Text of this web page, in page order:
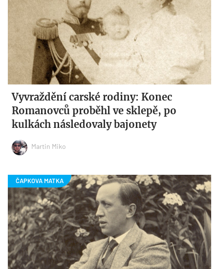
Vyvraždění carské rodiny: Konec
Romanovců proběhl ve sklepě, po
kulkách následovaly bajonety
Martin Miko